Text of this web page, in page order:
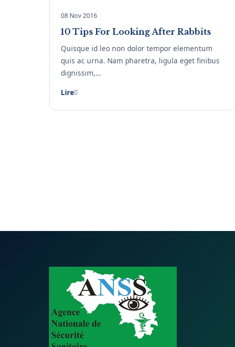
08 Nov 2016
10 Tips For Looking After Rabbits
Quisque id leo non dolor tempor elementum
quis ac urna. Nam pharetra, ligula eget finibus
dignissim,…
Lire